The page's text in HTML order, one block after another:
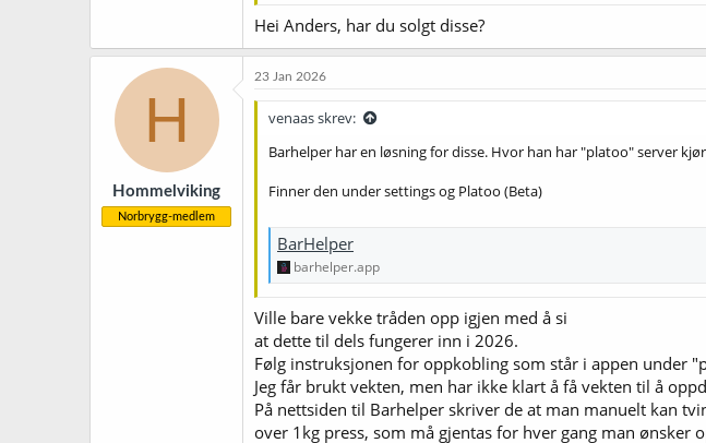
Hei Anders, har du solgt disse?
H
Hommelviking
Norbrygg-medlem
23 Jan 2026
venaas skrev:
Barhelper har en løsning for disse. Hvor han har "platoo" server
Finner den under settings og Platoo (Beta)
BarHelper
barhelper.app
Ville bare vekke tråden opp igjen med å si
at dette til dels fungerer inn i 2026.
Følg instruksjonen for oppkobling som står i appen under
Jeg får brukt vekten, men har ikke klart å få vekten til å
På nettsiden til Barhelper skriver de at man manuelt kan
over 1kg press, som må gjentas for hver gang man ønsker